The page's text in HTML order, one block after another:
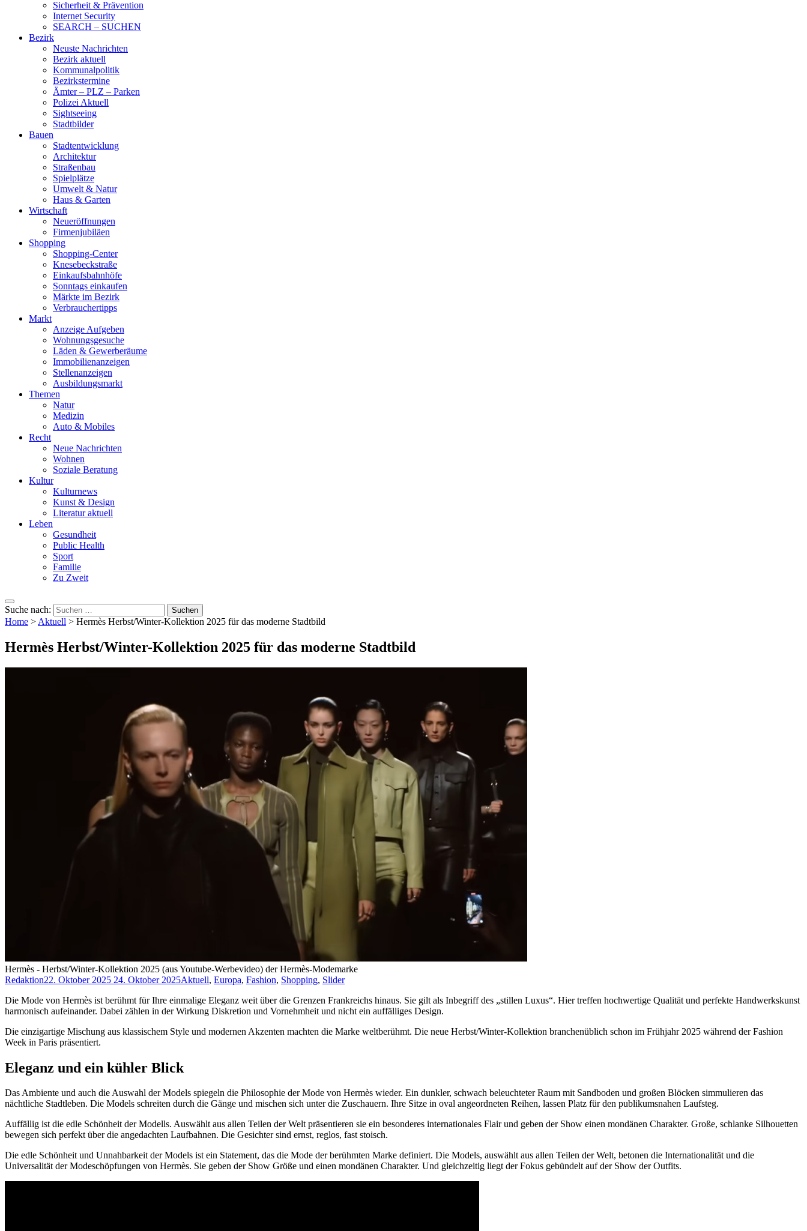
Sicherheit & Prävention
Internet Security
SEARCH – SUCHEN
Bezirk
Neuste Nachrichten
Bezirk aktuell
Kommunalpolitik
Bezirkstermine
Ämter – PLZ – Parken
Polizei Aktuell
Sightseeing
Stadtbilder
Bauen
Stadtentwicklung
Architektur
Straßenbau
Spielplätze
Umwelt & Natur
Haus & Garten
Wirtschaft
Neueröffnungen
Firmenjubiläen
Shopping
Shopping-Center
Knesebeckstraße
Einkaufsbahnhöfe
Sonntags einkaufen
Märkte im Bezirk
Verbrauchertipps
Markt
Anzeige Aufgeben
Wohnungsgesuche
Läden & Gewerberäume
Immobilienanzeigen
Stellenanzeigen
Ausbildungsmarkt
Themen
Natur
Medizin
Auto & Mobiles
Recht
Neue Nachrichten
Wohnen
Soziale Beratung
Kultur
Kulturnews
Kunst & Design
Literatur aktuell
Leben
Gesundheit
Public Health
Sport
Familie
Zu Zweit
Suche nach:
Home > Aktuell > Hermès Herbst/Winter-Kollektion 2025 für das moderne Stadtbild
Hermès Herbst/Winter-Kollektion 2025 für das moderne Stadtbild
Hermès - Herbst/Winter-Kollektion 2025 (aus Youtube-Werbevideo) der Hermès-Modemarke
Redaktion22. Oktober 2025 24. Oktober 2025Aktuell, Europa, Fashion, Shopping, Slider
Die Mode von Hermès ist berühmt für Ihre einmalige Eleganz weit über die Grenzen Frankreichs hinaus. Sie gilt als Inbegriff des „stillen Luxus“. Hier treffen hochwertige Qualität und perfekte Handwerkskunst
harmonisch aufeinander. Dabei zählen in der Wirkung Diskretion und Vornehmheit und nicht ein auffälliges Design.
Die einzigartige Mischung aus klassischem Style und modernen Akzenten machten die Marke weltberühmt. Die neue Herbst/Winter-Kollektion branchenüblich schon im Frühjahr 2025 während der Fashion
Week in Paris präsentiert.
Eleganz und ein kühler Blick
Das Ambiente und auch die Auswahl der Models spiegeln die Philosophie der Mode von Hermès wieder. Ein dunkler, schwach beleuchteter Raum mit Sandboden und großen Blöcken simmulieren das
nächtliche Stadtleben. Die Models schreiten durch die Gänge und mischen sich unter die Zuschauern. Ihre Sitze in oval angeordneten Reihen, lassen Platz für den publikumsnahen Laufsteg.
Auffällig ist die edle Schönheit der Modells. Auswählt aus allen Teilen der Welt präsentieren sie ein besonderes internationales Flair und geben der Show einen mondänen Charakter. Große, schlanke Silhouetten
bewegen sich perfekt über die angedachten Laufbahnen. Die Gesichter sind ernst, reglos, fast stoisch.
Die edle Schönheit und Unnahbarkeit der Models ist ein Statement, das die Mode der berühmten Marke definiert. Die Models, auswählt aus allen Teilen der Welt, betonen die Internationalität und die
Universalität der Modeschöpfungen von Hermès. Sie geben der Show Größe und einen mondänen Charakter. Und gleichzeitig liegt der Fokus gebündelt auf der Show der Outfits.